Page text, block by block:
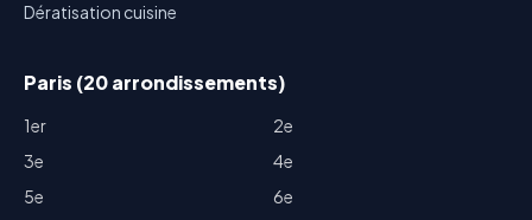
Dératisation cuisine
Paris (20 arrondissements)
1er
2e
3e
4e
5e
6e